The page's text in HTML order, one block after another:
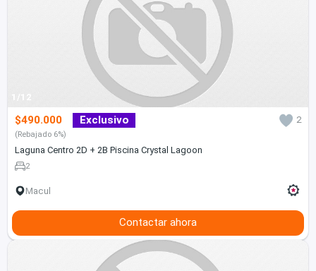
1/12
$490.000 Exclusivo 2
(Rebajado 6%)
Laguna Centro 2D + 2B Piscina Crystal Lagoon
2
Macul
Contactar ahora